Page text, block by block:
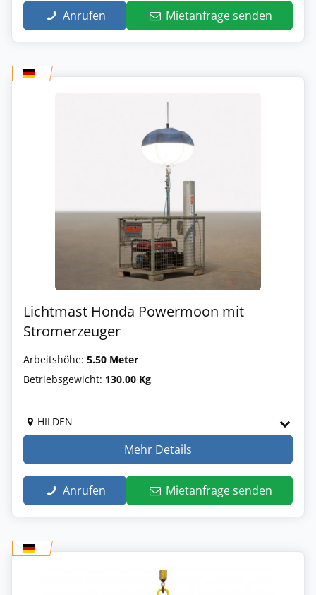
Anrufen Mietanfrage senden
Lichtmast Honda Powermoon mit
Stromerzeuger
Arbeitshöhe: 5.50 Meter
Betriebsgewicht: 130.00 Kg
HILDEN
Mehr Details
Anrufen Mietanfrage senden